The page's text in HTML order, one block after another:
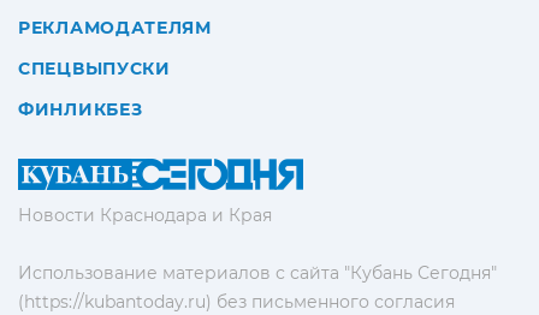
Новости Краснодара и Края
Использование материалов с сайта "Кубань Сегодня"
(https://kubantoday.ru) без письменного согласия
РЕКЛАМОДАТЕЛЯМ
СПЕЦВЫПУСКИ
ФИНЛИКБЕЗ